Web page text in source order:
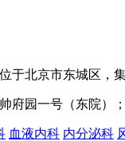
于北京市东城区，
府园一号（东院）
血液内科 内分泌科